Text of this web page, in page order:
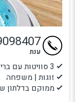
3 סוויטות עם בריכה פרטית
זוגות | משפחה
ממוקם בדלתון
ענת